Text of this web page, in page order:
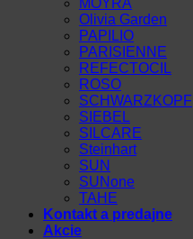
MOYRA
Olivia Garden
PAPILIO
PARISIENNE
REFECTOCIL
ROSO
SCHWARZKOPF
SIEBEL
SILCARE
Steinhart
SUN
SUNone
TAHE
Kontakt a predajne
Akcie